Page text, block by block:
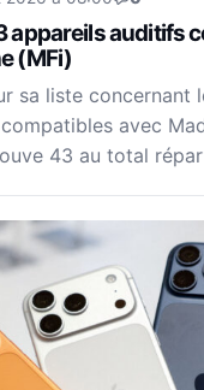
appareils auditifs
(MFi)
sa liste concernant
avec
43 au total